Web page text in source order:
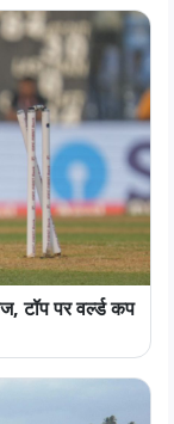
टॉप पर वर्ल्ड कप